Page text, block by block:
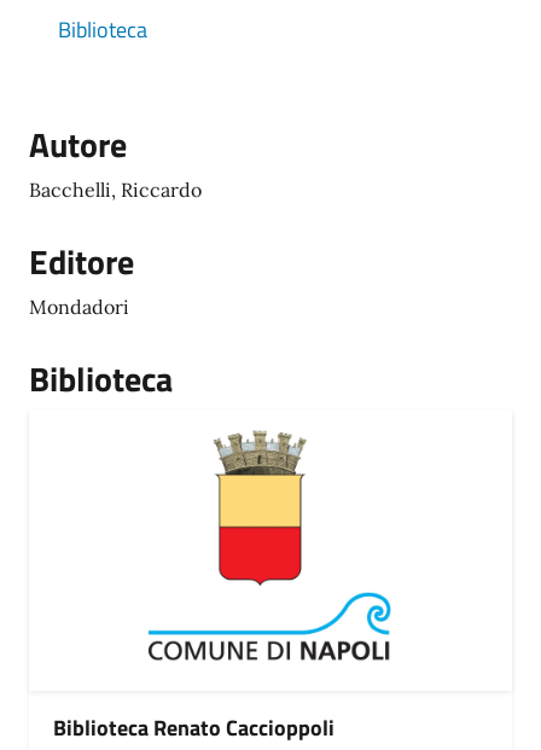
Biblioteca
Autore
Bacchelli, Riccardo
Editore
Mondadori
Biblioteca
Biblioteca Renato Caccioppoli